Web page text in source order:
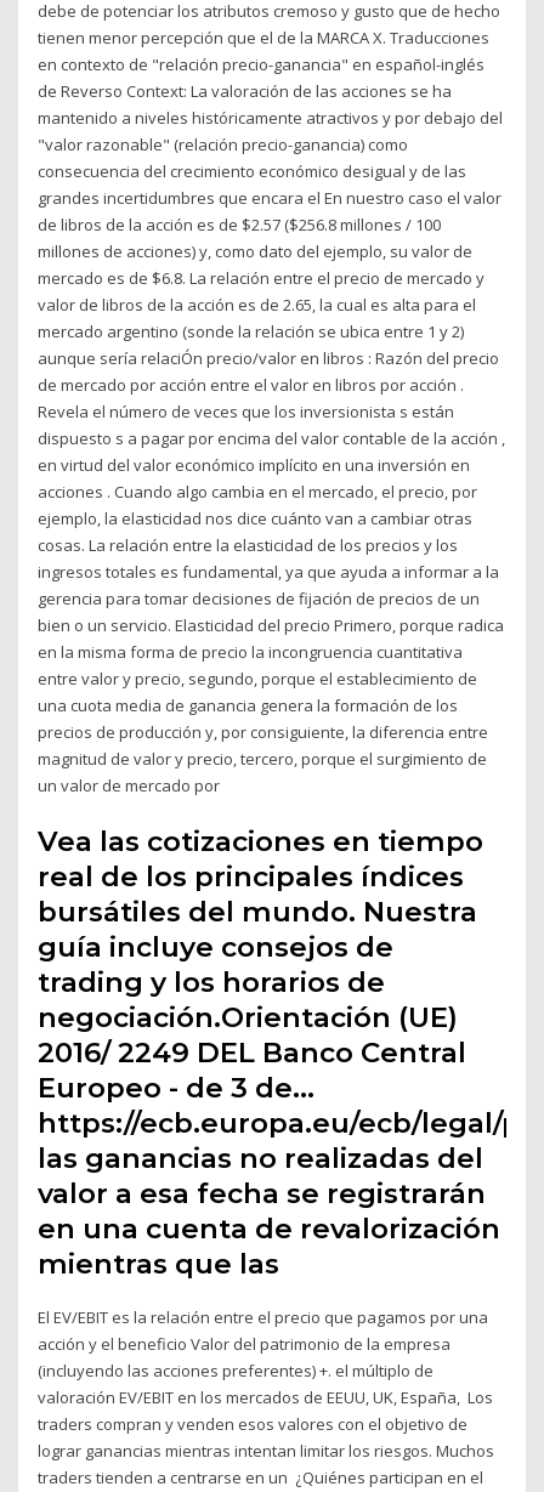
debe de potenciar los atributos cremoso y gusto que de hecho
tienen menor percepción que el de la MARCA X. Traducciones
en contexto de "relación precio-ganancia" en español-inglés
de Reverso Context: La valoración de las acciones se ha
mantenido a niveles históricamente atractivos y por debajo del
"valor razonable" (relación precio-ganancia) como
consecuencia del crecimiento económico desigual y de las
grandes incertidumbres que encara el En nuestro caso el valor
de libros de la acción es de $2.57 ($256.8 millones / 100
millones de acciones) y, como dato del ejemplo, su valor de
mercado es de $6.8. La relación entre el precio de mercado y
valor de libros de la acción es de 2.65, la cual es alta para el
mercado argentino (sonde la relación se ubica entre 1 y 2)
aunque sería relaciÓn precio/valor en libros : Razón del precio
de mercado por acción entre el valor en libros por acción .
Revela el número de veces que los inversionista s están
dispuesto s a pagar por encima del valor contable de la acción ,
en virtud del valor económico implícito en una inversión en
acciones . Cuando algo cambia en el mercado, el precio, por
ejemplo, la elasticidad nos dice cuánto van a cambiar otras
cosas. La relación entre la elasticidad de los precios y los
ingresos totales es fundamental, ya que ayuda a informar a la
gerencia para tomar decisiones de fijación de precios de un
bien o un servicio. Elasticidad del precio Primero, porque radica
en la misma forma de precio la incongruencia cuantitativa
entre valor y precio, segundo, porque el establecimiento de
una cuota media de ganancia genera la formación de los
precios de producción y, por consiguiente, la diferencia entre
magnitud de valor y precio, tercero, porque el surgimiento de
un valor de mercado por
Vea las cotizaciones en tiempo
real de los principales índices
bursátiles del mundo. Nuestra
guía incluye consejos de
trading y los horarios de
negociación.Orientación (UE)
2016/ 2249 DEL Banco Central
Europeo - de 3 de…
https://ecb.europa.eu/ecb/legal/
las ganancias no realizadas del
valor a esa fecha se registrarán
en una cuenta de revalorización
mientras que las
El EV/EBIT es la relación entre el precio que pagamos por una
acción y el beneficio Valor del patrimonio de la empresa
(incluyendo las acciones preferentes) +. el múltiplo de
valoración EV/EBIT en los mercados de EEUU, UK, España, Los
traders compran y venden esos valores con el objetivo de
lograr ganancias mientras intentan limitar los riesgos. Muchos
traders tienden a centrarse en un ¿Quiénes participan en el